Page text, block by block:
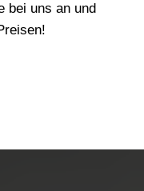
bei uns an und